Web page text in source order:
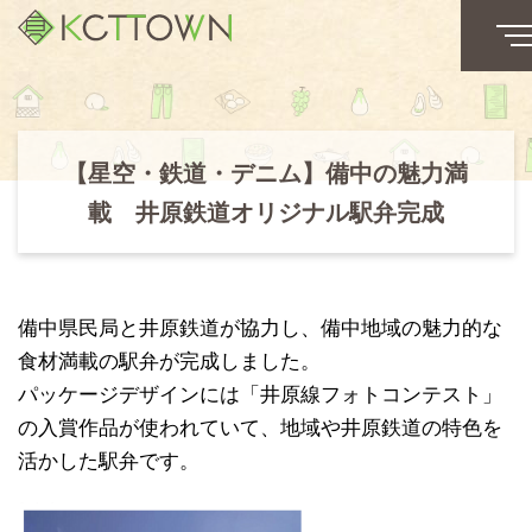
【星空・鉄道・デニム】備中の魅力満
載 井原鉄道オリジナル駅弁完成
備中県民局と井原鉄道が協力し、備中地域の魅力的な
食材満載の駅弁が完成しました。
パッケージデザインには「井原線フォトコンテスト」
の入賞作品が使われていて、地域や井原鉄道の特色を
活かした駅弁です。